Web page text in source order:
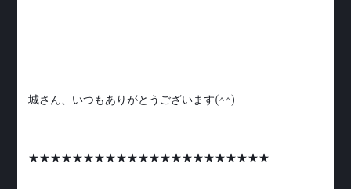
城さん、いつもありがとうございます(^^)
★★★★★★★★★★★★★★★★★★★★★★